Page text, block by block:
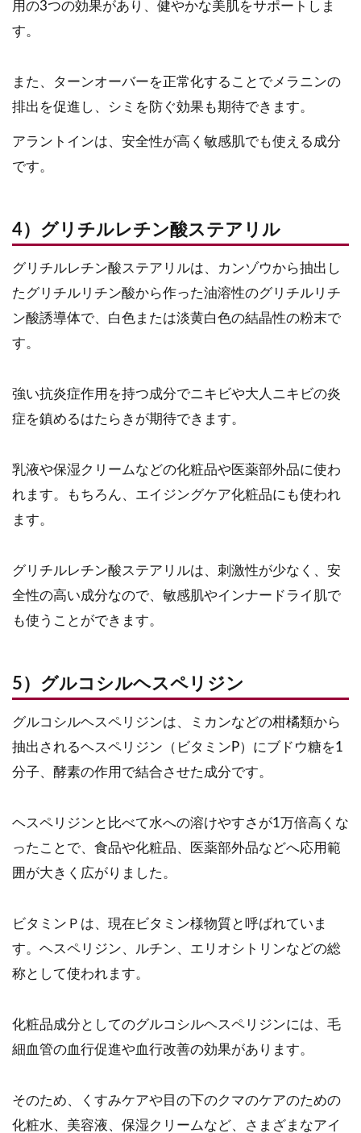
用の3つの効果があり、健やかな美肌をサポートしま
す。
また、ターンオーバーを正常化することでメラニンの
排出を促進し、シミを防ぐ効果も期待できます。
アラントインは、安全性が高く敏感肌でも使える成分
です。
4）グリチルレチン酸ステアリル
グリチルレチン酸ステアリルは、カンゾウから抽出し
たグリチルリチン酸から作った油溶性のグリチルリチ
ン酸誘導体で、白色または淡黄白色の結晶性の粉末で
す。
強い抗炎症作用を持つ成分でニキビや大人ニキビの炎
症を鎮めるはたらきが期待できます。
乳液や保湿クリームなどの化粧品や医薬部外品に使わ
れます。もちろん、エイジングケア化粧品にも使われ
ます。
グリチルレチン酸ステアリルは、刺激性が少なく、安
全性の高い成分なので、敏感肌やインナードライ肌で
も使うことができます。
5）グルコシルヘスペリジン
グルコシルヘスペリジンは、ミカンなどの柑橘類から
抽出されるヘスペリジン（ビタミンP）にブドウ糖を1
分子、酵素の作用で結合させた成分です。
ヘスペリジンと比べて水への溶けやすさが1万倍高くな
ったことで、食品や化粧品、医薬部外品などへ応用範
囲が大きく広がりました。
ビタミンＰは、現在ビタミン様物質と呼ばれていま
す。ヘスペリジン、ルチン、エリオシトリンなどの総
称として使われます。
化粧品成分としてのグルコシルヘスペリジンには、毛
細血管の血行促進や血行改善の効果があります。
そのため、くすみケアや目の下のクマのケアのための
化粧水、美容液、保湿クリームなど、さまざまなアイ